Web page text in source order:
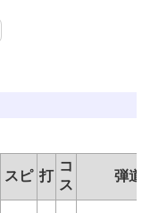
スピ 打
コ
ス
弾道